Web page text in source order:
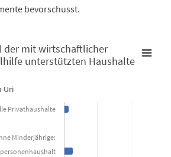
bevorschusst.
Sozialhilfe unterstützten
Anteil der mit wirtschaftlicher
der mit wirtschaftlicher
unterstützten Haushalte
Uri
Minderjährige:
Privathaushalte